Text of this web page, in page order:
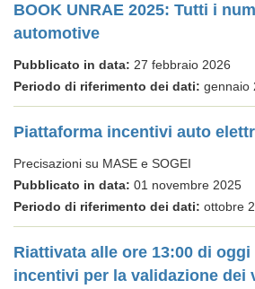
BOOK UNRAE 2025: Tutti i
automotive
Pubblicato in data: 27 febbraio 2026
Periodo di riferimento dei dati: gennaio
Piattaforma incentivi auto
Precisazioni su MASE e SOGEI
Pubblicato in data: 01 novembre 2025
Periodo di riferimento dei dati: ottobre
Riattivata alle ore 13:00 di
incentivi per la validazione dei